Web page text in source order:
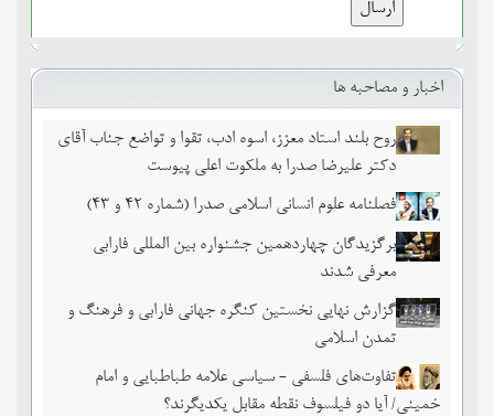
اخبار و مصاحبه ها
روح بلند استاد معزز، اسوه ادب، تقوا و تواضع جناب آقای
دکتر علیرضا صدرا به ملکوت اعلی پیوست
فصلنامه علوم انسانی اسلامی صدرا (شماره 42 و 43)
برگزیدگان چهاردهمین جشنواره بین المللی فارابی
معرفی شدند
گزارش نهایی نخستین کنگره جهانی فارابی و فرهنگ و
تمدن اسلامی
تفاوت‌های فلسفی - سیاسی علامه طباطبایی و امام
خمینی/ آیا دو فیلسوف نقطه مقابل یکدیگرند؟